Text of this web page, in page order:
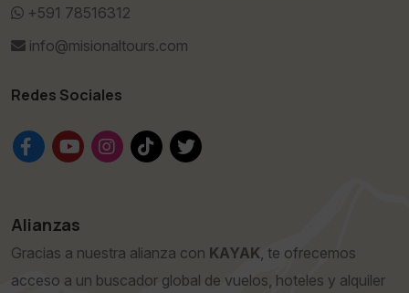
+591 78516312
info@misionaltours.com
Redes Sociales
Alianzas
Gracias a nuestra alianza con KAYAK , te ofrecemos
acceso a un buscador global de vuelos, hoteles y alquiler